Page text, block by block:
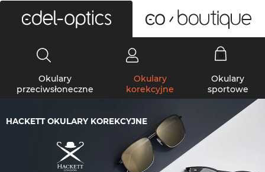
Okulary
przeciwsłoneczne
Okulary
korekcyjne
Okulary
sportowe
HACKETT OKULARY KOREKCYJNE